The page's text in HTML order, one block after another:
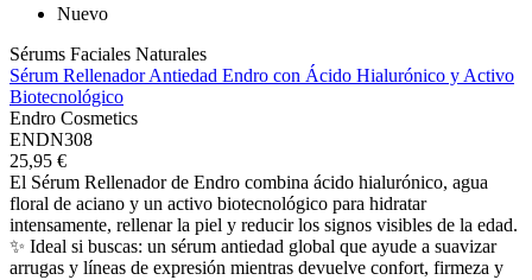
Nuevo
Sérums Faciales Naturales
Sérum Rellenador Antiedad Endro con Ácido Hialurónico y Activo
Biotecnológico
Endro Cosmetics
ENDN308
25,95 €
El Sérum Rellenador de Endro combina ácido hialurónico, agua
floral de aciano y un activo biotecnológico para hidratar
intensamente, rellenar la piel y reducir los signos visibles de la edad.
✨ Ideal si buscas: un sérum antiedad global que ayude a suavizar
arrugas y líneas de expresión mientras devuelve confort, firmeza y